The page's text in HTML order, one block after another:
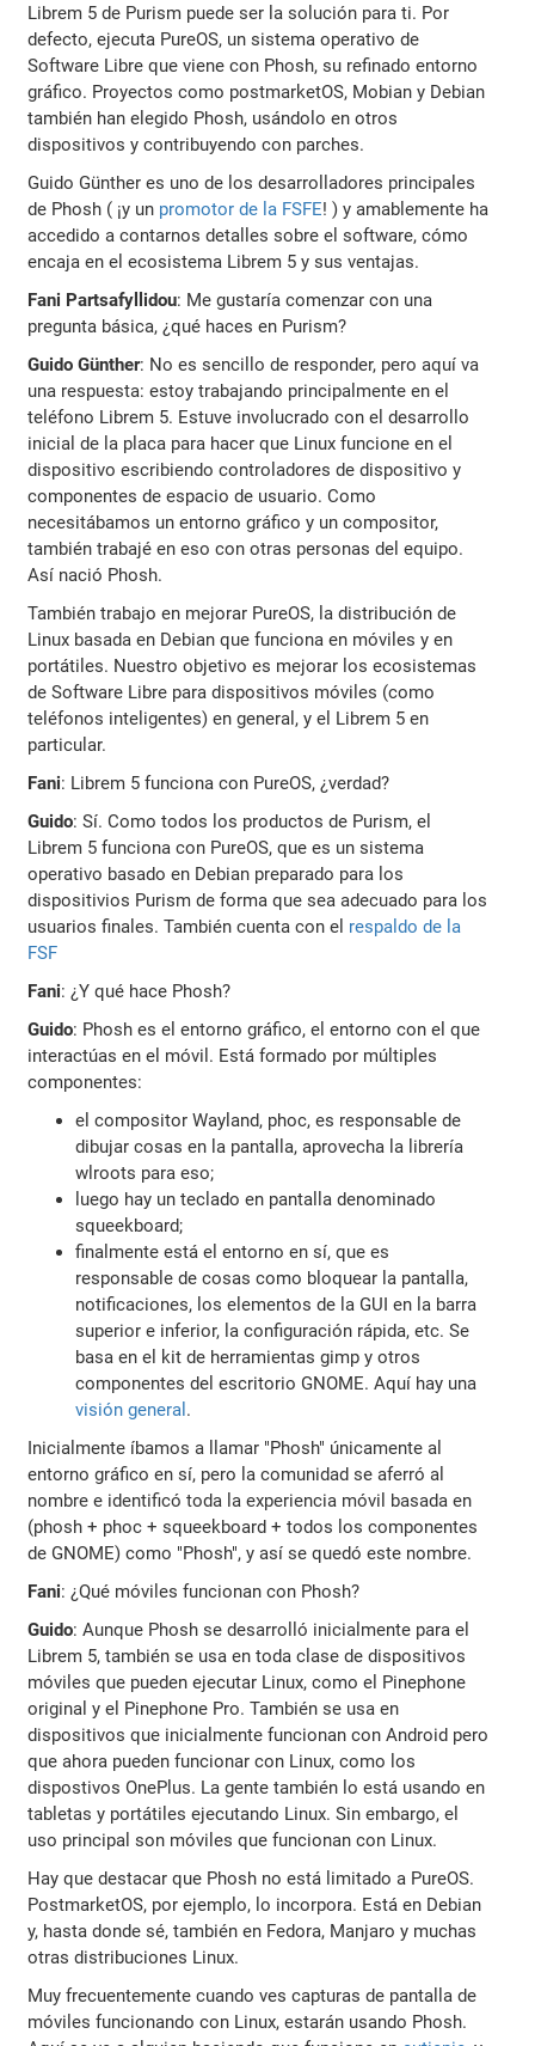
Librem 5 de Purism puede ser la solución para ti. Por
defecto, ejecuta PureOS, un sistema operativo de
Software Libre que viene con Phosh, su refinado entorno
gráfico. Proyectos como postmarketOS, Mobian y Debian
también han elegido Phosh, usándolo en otros
dispositivos y contribuyendo con parches.
Guido Günther es uno de los desarrolladores principales
de Phosh ( ¡y un promotor de la FSFE! ) y amablemente ha
accedido a contarnos detalles sobre el software, cómo
encaja en el ecosistema Librem 5 y sus ventajas.
Fani Partsafyllidou: Me gustaría comenzar con una
pregunta básica, ¿qué haces en Purism?
Guido Günther: No es sencillo de responder, pero aquí va
una respuesta: estoy trabajando principalmente en el
teléfono Librem 5. Estuve involucrado con el desarrollo
inicial de la placa para hacer que Linux funcione en el
dispositivo escribiendo controladores de dispositivo y
componentes de espacio de usuario. Como
necesitábamos un entorno gráfico y un compositor,
también trabajé en eso con otras personas del equipo.
Así nació Phosh.
También trabajo en mejorar PureOS, la distribución de
Linux basada en Debian que funciona en móviles y en
portátiles. Nuestro objetivo es mejorar los ecosistemas
de Software Libre para dispositivos móviles (como
teléfonos inteligentes) en general, y el Librem 5 en
particular.
Fani: Librem 5 funciona con PureOS, ¿verdad?
Guido: Sí. Como todos los productos de Purism, el
Librem 5 funciona con PureOS, que es un sistema
operativo basado en Debian preparado para los
dispositivios Purism de forma que sea adecuado para los
usuarios finales. También cuenta con el respaldo de la
FSF
Fani: ¿Y qué hace Phosh?
Guido: Phosh es el entorno gráfico, el entorno con el que
interactúas en el móvil. Está formado por múltiples
componentes:
el compositor Wayland, phoc, es responsable de
dibujar cosas en la pantalla, aprovecha la librería
wlroots para eso;
luego hay un teclado en pantalla denominado
squeekboard;
finalmente está el entorno en sí, que es
responsable de cosas como bloquear la pantalla,
notificaciones, los elementos de la GUI en la barra
superior e inferior, la configuración rápida, etc. Se
basa en el kit de herramientas gimp y otros
componentes del escritorio GNOME. Aquí hay una
visión general .
Inicialmente íbamos a llamar "Phosh" únicamente al
entorno gráfico en sí, pero la comunidad se aferró al
nombre e identificó toda la experiencia móvil basada en
(phosh + phoc + squeekboard + todos los componentes
de GNOME) como "Phosh", y así se quedó este nombre.
Fani: ¿Qué móviles funcionan con Phosh?
Guido: Aunque Phosh se desarrolló inicialmente para el
Librem 5, también se usa en toda clase de dispositivos
móviles que pueden ejecutar Linux, como el Pinephone
original y el Pinephone Pro. También se usa en
dispositivos que inicialmente funcionan con Android pero
que ahora pueden funcionar con Linux, como los
dispostivos OnePlus. La gente también lo está usando en
tabletas y portátiles ejecutando Linux. Sin embargo, el
uso principal son móviles que funcionan con Linux.
Hay que destacar que Phosh no está limitado a PureOS.
PostmarketOS, por ejemplo, lo incorpora. Está en Debian
y, hasta donde sé, también en Fedora, Manjaro y muchas
otras distribuciones Linux.
Muy frecuentemente cuando ves capturas de pantalla de
móviles funcionando con Linux, estarán usando Phosh.